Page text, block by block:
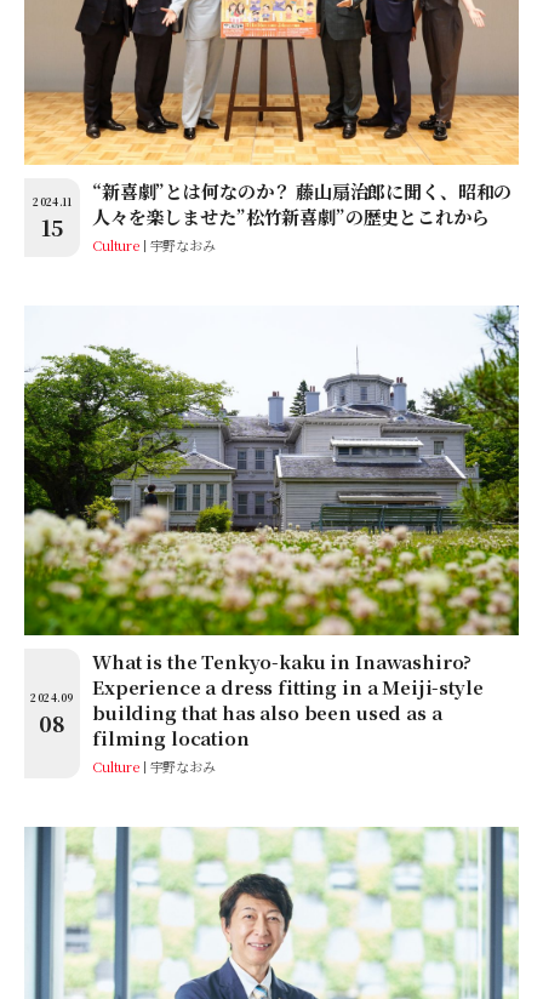
2024.11
15
“新喜劇”とは何なのか？ 藤山扇治郎に聞く、昭和の
人々を楽しませた”松竹新喜劇”の歴史とこれから
Culture 宇野なおみ
2024.09
08
What is the Tenkyo-kaku in Inawashiro?
Experience a dress fitting in a Meiji-style
building that has also been used as a
filming location
Culture 宇野なおみ